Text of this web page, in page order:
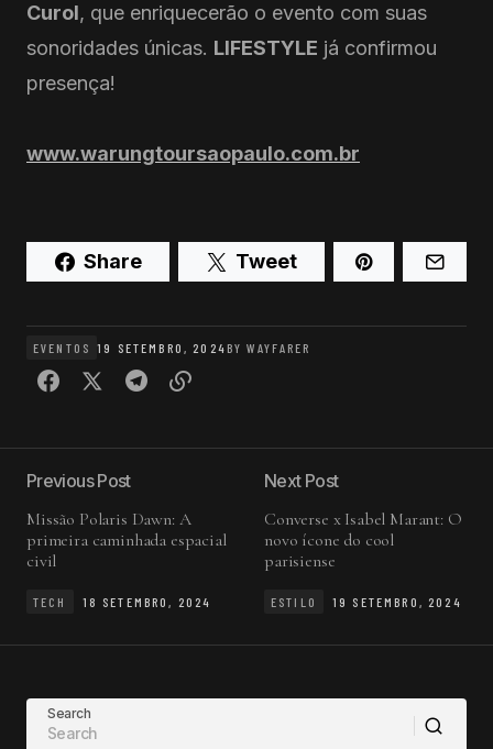
Curol, que enriquecerão o evento com suas
sonoridades únicas. LIFESTYLE já confirmou
presença!
www.warungtoursaopaulo.com.br
Share Tweet
EVENTOS 19 SETEMBRO, 2024BY WAYFARER
Previous Post
Missão Polaris Dawn: A
primeira caminhada espacial
civil
TECH 18 SETEMBRO, 2024
Next Post
Converse x Isabel Marant: O
novo ícone do cool
parisiense
ESTILO 19 SETEMBRO, 2024
Search